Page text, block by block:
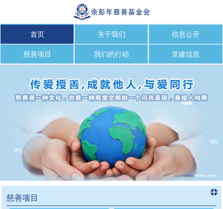
首页 关于我们 信息公开
慈善项目 我们的行动 党建信息
慈善项目
进入慈